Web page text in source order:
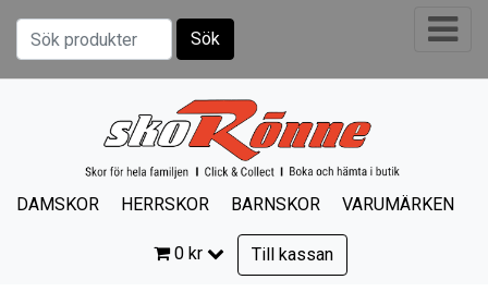
Sök efter:
Sök
DAMSKOR HERRSKOR BARNSKOR VARUMÄRKEN
0 kr Till kassan